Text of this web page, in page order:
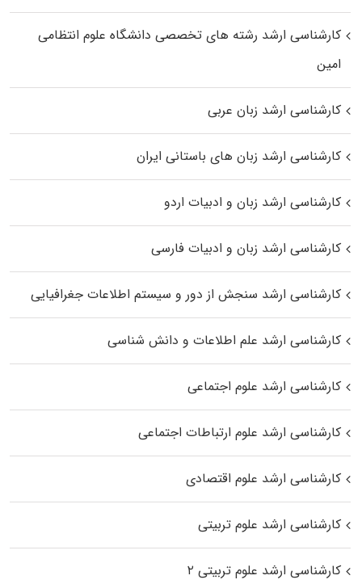
کارشناسی ارشد رﺷﺘﻪ ﻫﺎی تخصصی داﻧﺸﮕﺎه ﻋﻠﻮم انتظامی
اﻣﻴﻦ
کارشناسی ارشد زبان عربی
کارشناسی ارشد زبان‌ های باستانی ایران
کارشناسی ارشد زبان و ادبیات اردو
کارشناسی ارشد زبان و ادبیات فارسی
کارشناسی ارشد سنجش از دور و سیستم اطلاعات جغرافیایی
کارشناسی ارشد علم اطلاعات و دانش شناسی
کارشناسی ارشد علوم اجتماعی
کارشناسی ارشد علوم ارتباطات اجتماعی
کارشناسی ارشد علوم اقتصادی
کارشناسی ارشد علوم تربیتی
کارشناسی ارشد علوم تربیتی ۲